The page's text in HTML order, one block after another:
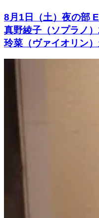
8月1日（土）夜の部
真野綾子（ソプラノ
玲菜（ヴァイオリン